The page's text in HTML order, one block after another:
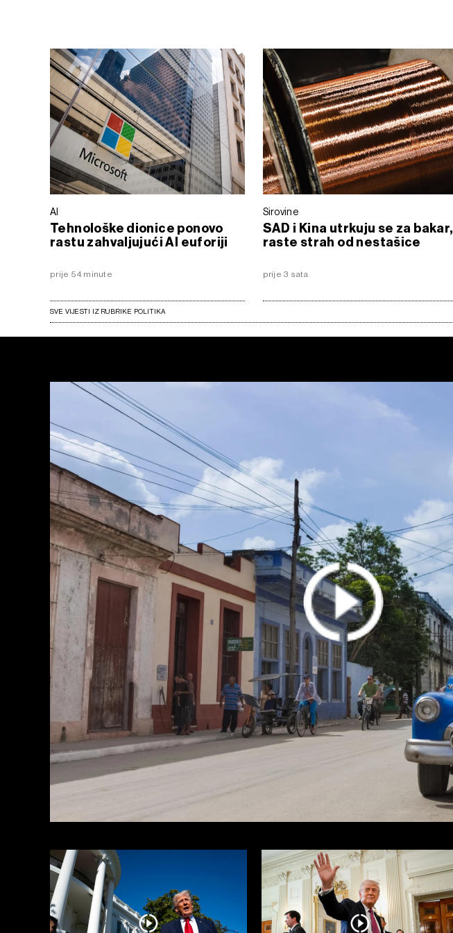
AI
Tehnološke dionice ponovo
rastu zahvaljujući AI euforiji
prije 54 minute
Sirovine
SAD i Kina utrkuju se za bakar,
raste strah od nestašice
prije 3 sata
SVE VIJESTI IZ RUBRIKE POLITIKA